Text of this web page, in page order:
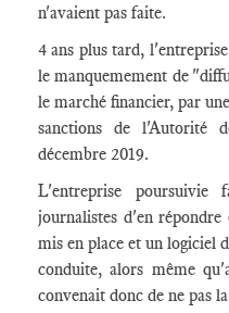
n'avaient pas faite.
4 ans plus tard,
le manquemement de
le marché financier, par
sanctions de l'Autorité
décembre 2019.
L'entreprise
journalistes d'en
mis en place et un logiciel
conduite, alors même
convenait donc de ne pas